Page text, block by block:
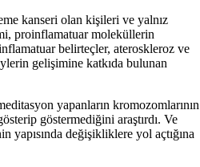
kanseri olan kişileri ve yalnız
proinflamatuar moleküllerin
belirteçler, ateroskleroz ve
gelişimine katkıda bulunan
yapanların kromozomlarının
göstermediğini araştırdı. Ve
yapısında değişikliklere yol açtığına